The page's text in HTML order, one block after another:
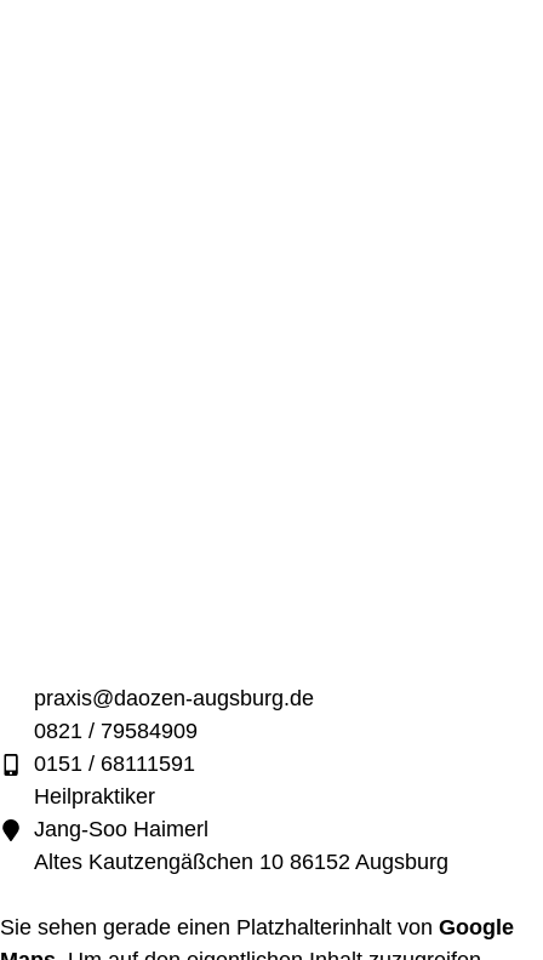
praxis@daozen-augsburg.de
0821 / 79584909
0151 / 68111591
Heilpraktiker
Jang-Soo Haimerl
Altes Kautzengäßchen 10 86152 Augsburg
Sie sehen gerade einen Platzhalterinhalt von Google